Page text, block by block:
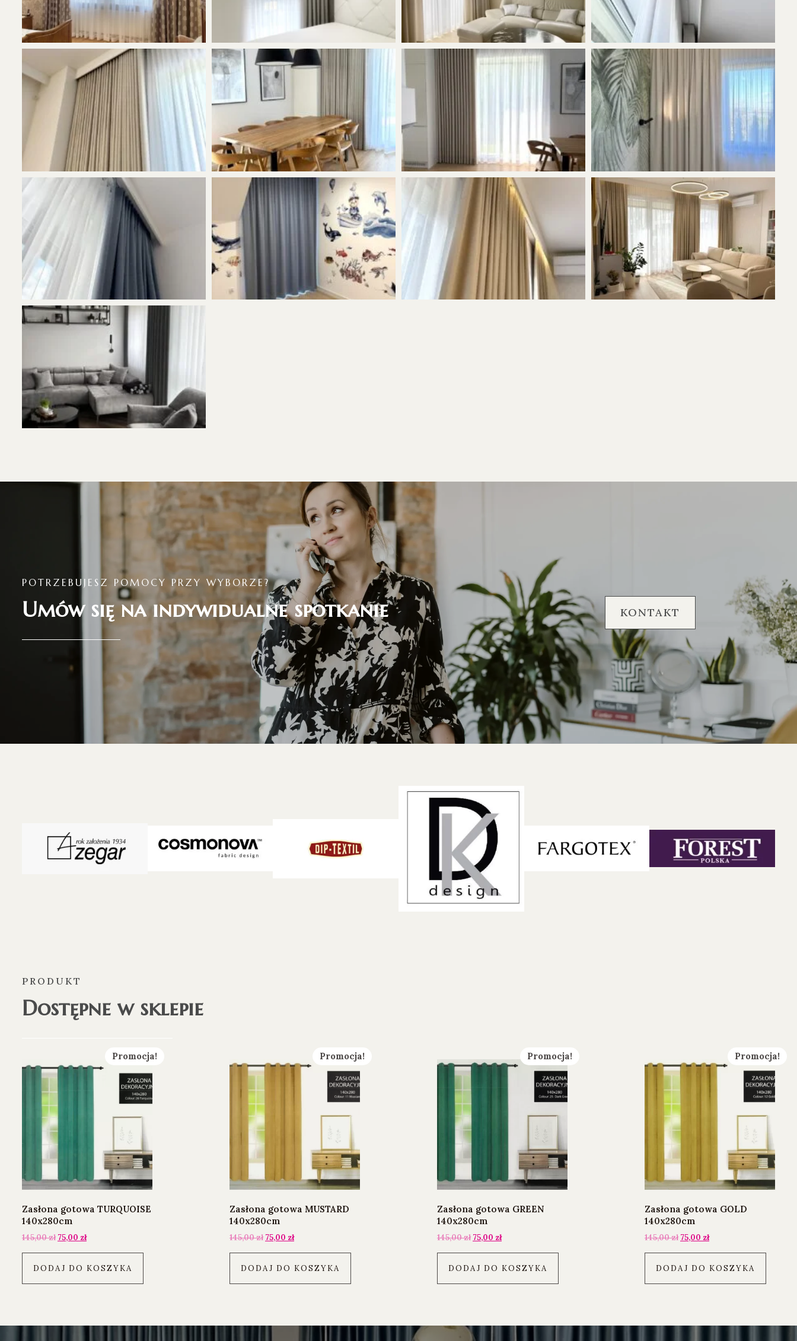
POTRZEBUJESZ POMOCY PRZY WYBORZE?
Umów się na indywidualne spotkanie KONTAKT
PRODUKT
Dostępne w sklepie
Promocja!
Zasłona gotowa TURQUOISE
140x280cm
145,00zł 75,00 zł
DODAJ DO KOSZYKA
Promocja!
Zasłona gotowa MUSTARD
140x280cm
145,00zł 75,00 zł
DODAJ DO KOSZYKA
Promocja!
Zasłona gotowa GREEN
140x280cm
145,00zł 75,00 zł
DODAJ DO KOSZYKA
Promocja!
Zasłona gotowa GOLD
140x280cm
145,00zł 75,00 zł
DODAJ DO KOSZYKA